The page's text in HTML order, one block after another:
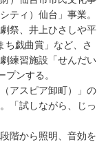
ティ）仙台」事業。
祭、井上ひさしや平
ち戯曲賞」など、さ
練習施設「せんだい
ンする。
アスピア卸町）」の
「試しながら、じっ
階から照明、音効を